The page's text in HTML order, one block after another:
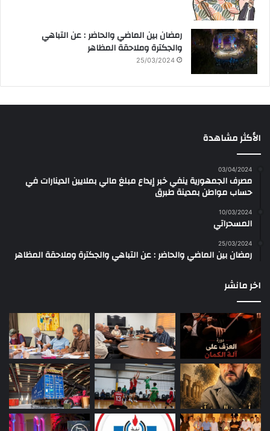
رمضان بين الماضي والحاضر : عن التباهي
والجكترة وملاحقة المظاهر
25/03/2024
الأكثر مشاهدة
03/04/2024
مصرف الجمهورية ينفي خبر إيداع مبلغ مالي بملايين الدينارات في
حساب مواطن بمدينة طبرق
10/03/2024
المسحراتي
25/03/2024
رمضان بين الماضي والحاضر : عن التباهي والجكترة وملاحقة المظاهر
اخر مانشر